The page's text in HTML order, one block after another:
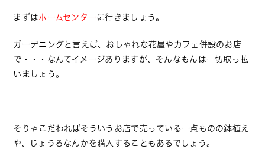
まずはホームセンターに行きましょう。
ガーデニングと言えば、おしゃれな花屋やカフェ併設のお店
で・・・なんてイメージありますが、そんなもんは一切取っ払
いましょう。
そりゃこだわればそういうお店で売っている一点ものの鉢植え
や、じょうろなんかを購入することもあるでしょう。